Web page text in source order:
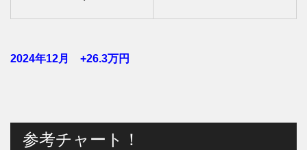
2024年12月 +26.3万円
参考チャート！